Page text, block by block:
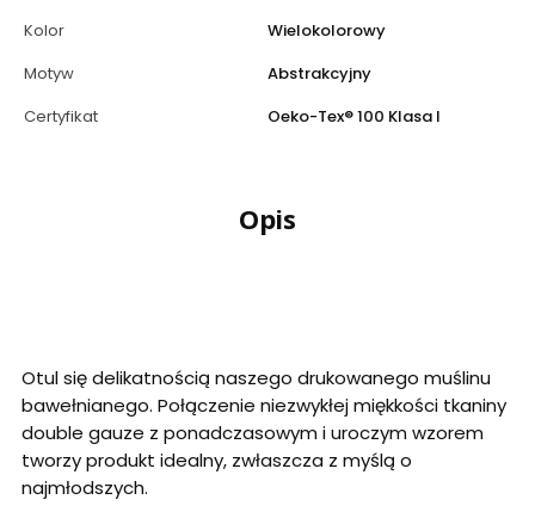
Kolor
Wielokolorowy
Motyw
Abstrakcyjny
Certyfikat
Oeko-Tex® 100 Klasa I
Opis
Otul się delikatnością naszego drukowanego muślinu
bawełnianego. Połączenie niezwykłej miękkości tkaniny
double gauze z ponadczasowym i uroczym wzorem
tworzy produkt idealny, zwłaszcza z myślą o
najmłodszych.